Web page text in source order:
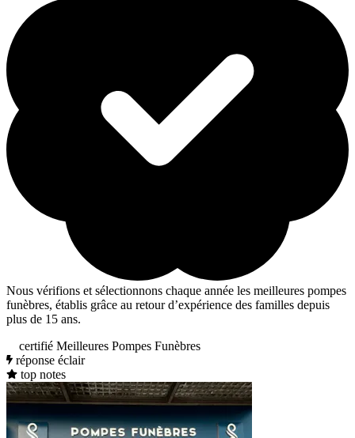
Nous vérifions et sélectionnons chaque année les meilleures pompes
funèbres, établis grâce au retour d’expérience des familles depuis
plus de 15 ans.
certifié Meilleures Pompes Funèbres
réponse éclair
top notes